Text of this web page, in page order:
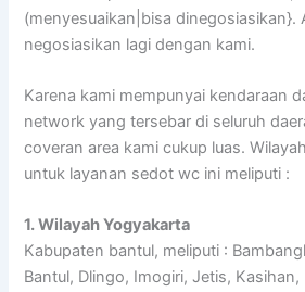
(menyesuaikan|bisa dinegosiasikan}.
negosiasikan lagi dengan kami.
Karena kami mempunyai kendaraan
network yang tersebar di seluruh
coveran area kami cukup luas.
untuk layanan sedot wc ini meliputi :
1. Wilayah Yogyakarta
Kabupaten bantul, meliputi :
Bantul, Dlingo, Imogiri, Jetis, Kasihan,